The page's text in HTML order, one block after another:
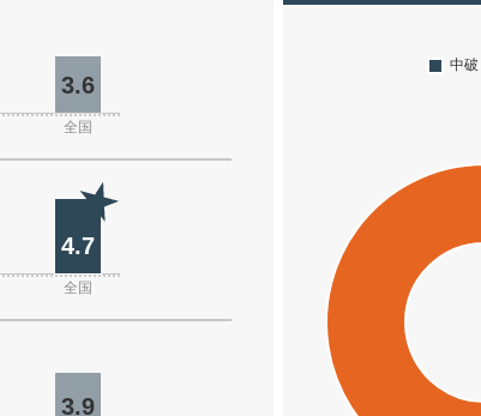
3.6
全国
4.7
全国
3.9